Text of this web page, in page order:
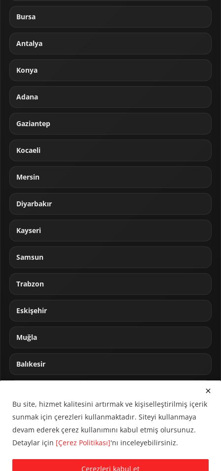
Bursa
Antalya
Konya
Adana
Gaziantep
Kocaeli
Mersin
Diyarbakır
Kayseri
Samsun
Trabzon
Eskişehir
Muğla
Balıkesir
© 2024 CUMHA (Cumhur Haber Ajansı) Tüm hakları saklıdır.
Bu site, hizmet kalitesini artırmak ve kişiselleştirilmiş içerik
sunmak için çerezleri kullanmaktadır. Siteyi kullanmaya
devam ederek çerez kullanımını kabul etmiş olursunuz.
Detaylar için [Çerez Politikası]'nı inceleyebilirsiniz.
Çerezleri kabul et